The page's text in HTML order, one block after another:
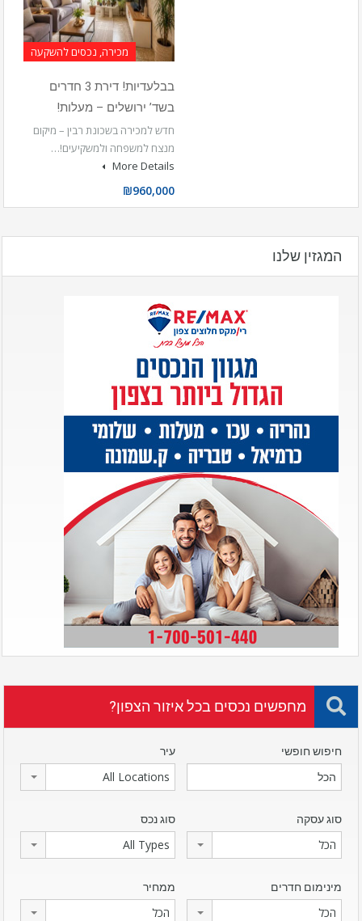
מכירה, נכסים להשקעה
בבלעדיות! דירת 3 חדרים
בשד’ ירושלים – מעלות!
חדש למכירה בשכונת רבין – מיקום
מנצח למשפחה ולמשקיעים!…
More Details
₪960,000
המגזין שלנו
מחפשים נכסים בכל איזור הצפון?
חיפוש חופשי עיר
All Locations
סוג עסקה
הכל
סוג נכס
All Types
מינימום חדרים
הכל
ממחיר
הכל